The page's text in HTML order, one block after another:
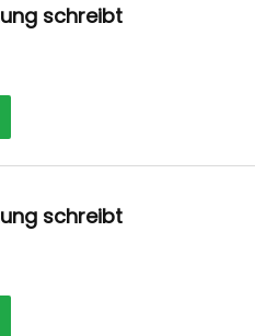
schreibt
schreibt